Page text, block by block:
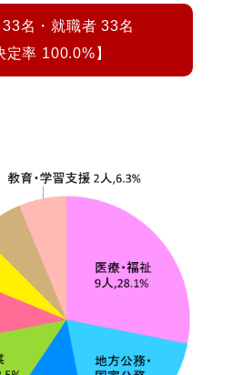
名・就職者 33名
定率 100.0%】